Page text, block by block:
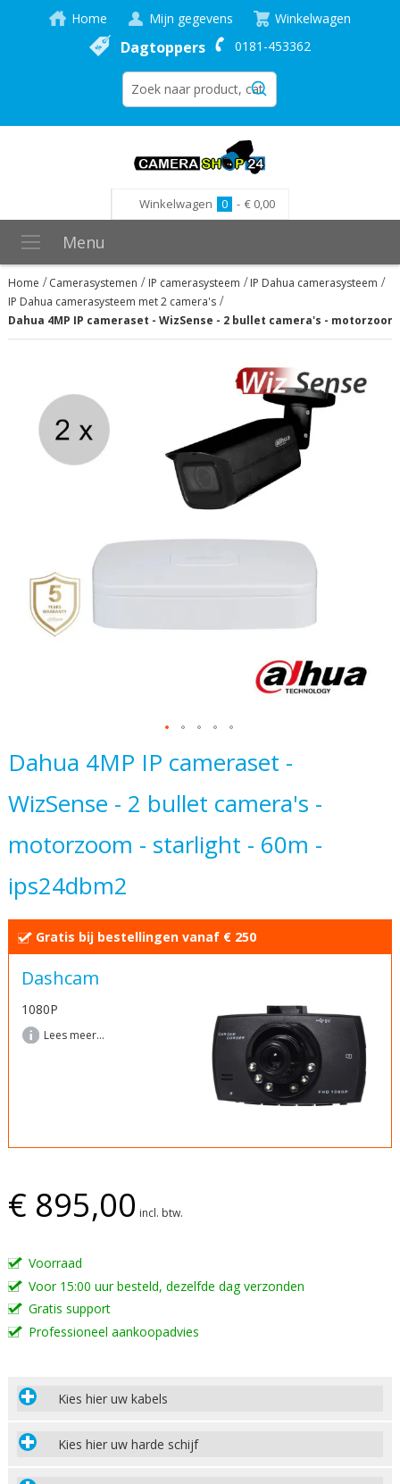
Home Mijn gegevens Winkelwagen
Dagtoppers 0181-453362
Winkelwagen 0 - € 0,00
Menu
Home Camerasystemen IP camerasysteem
IP Dahua camerasysteem
IP Dahua camerasysteem met 2 camera's
Dahua 4MP IP cameraset - WizSense - 2 bullet camera's -
Ga
naar
het
van
afbeeldingen-
Dahua 4MP IP cameraset -
WizSense - 2 bullet camera's -
motorzoom - starlight - 60m -
ips24dbm2
Kies hier uw kabels
Kies hier uw harde schijf
€ 895,00 incl. btw.
Voorraad
Voor 15:00 uur besteld, dezelfde dag verzonden
Gratis support
Professioneel aankoopadvies
Gratis bij bestellingen vanaf € 250
Dashcam
1080P
Lees meer...